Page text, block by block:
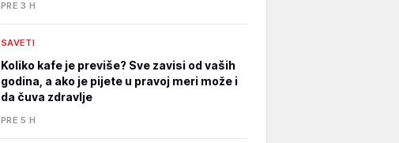
PRE 3 H
SAVETI
Koliko kafe je previše? Sve zavisi od vaših
godina, a ako je pijete u pravoj meri može i
da čuva zdravlje
PRE 5 H